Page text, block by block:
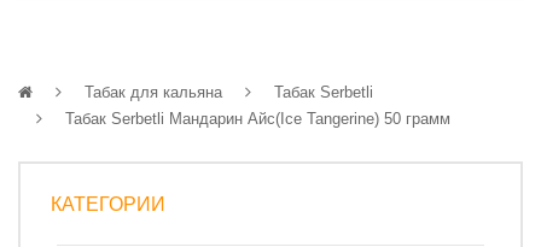
Табак для кальяна
Табак Serbetli
Табак Serbetli Мандарин Айс(Ice Tangerine) 50 грамм
КАТЕГОРИИ